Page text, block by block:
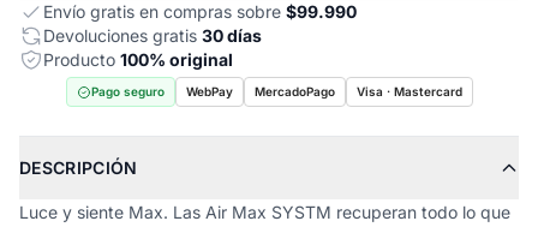
Envío gratis en compras sobre $99.990
Devoluciones gratis 30 días
Producto 100% original
Pago seguro WebPay MercadoPago Visa · Mastercard
DESCRIPCIÓN
Luce y siente Max. Las Air Max SYSTM recuperan todo lo que